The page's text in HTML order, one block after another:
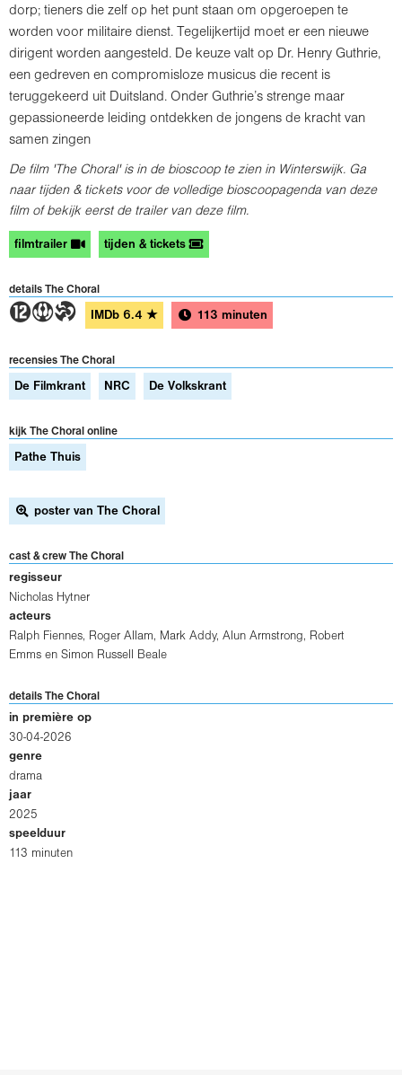
dorp; tieners die zelf op het punt staan om opgeroepen te
worden voor militaire dienst. Tegelijkertijd moet er een nieuwe
dirigent worden aangesteld. De keuze valt op Dr. Henry Guthrie,
een gedreven en compromisloze musicus die recent is
teruggekeerd uit Duitsland. Onder Guthrie’s strenge maar
gepassioneerde leiding ontdekken de jongens de kracht van
samen zingen
De film 'The Choral' is in de bioscoop te zien in Winterswijk. Ga
naar tijden & tickets voor de volledige bioscoopagenda van deze
film of bekijk eerst de trailer van deze film.
filmtrailer tijden & tickets
details The Choral
4ST IMDb 6.4 ★ 113 minuten
recensies The Choral
De Filmkrant NRC De Volkskrant
kijk The Choral online
Pathe Thuis
poster van The Choral
cast & crew The Choral
regisseur
Nicholas Hytner
acteurs
Ralph Fiennes, Roger Allam, Mark Addy, Alun Armstrong,
Robert
Emms en Simon Russell Beale
details The Choral
in première op
30-04-2026
genre
drama
jaar
2025
speelduur
113 minuten